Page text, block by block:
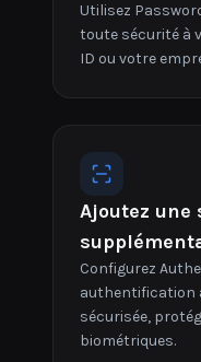
Utilisez
toute sécurité à
ID ou votre
Ajoutez une
Configurez
authentification
sécurisée,
biométriques.